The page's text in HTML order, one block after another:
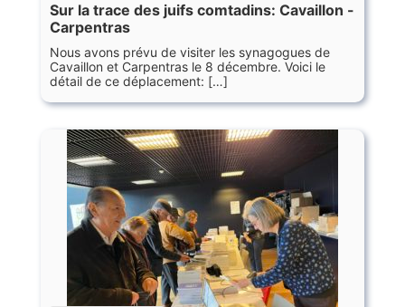
Sur la trace des juifs comtadins: Cavaillon -
Carpentras
Nous avons prévu de visiter les synagogues de
Cavaillon et Carpentras le 8 décembre. Voici le
détail de ce déplacement: […]